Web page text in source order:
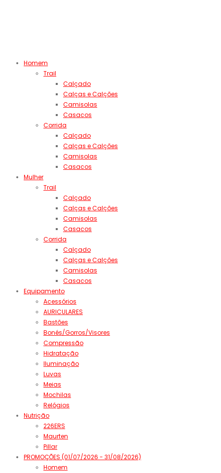
Homem
Trail
Calçado
Calças e Calções
Camisolas
Casacos
Corrida
Calçado
Calças e Calções
Camisolas
Casacos
Mulher
Trail
Calçado
Calças e Calções
Camisolas
Casacos
Corrida
Calçado
Calças e Calções
Camisolas
Casacos
Equipamento
Acessórios
AURICULARES
Bastões
Bonés/Gorros/Visores
Compressão
Hidratação
Iluminação
Luvas
Meias
Mochilas
Relógios
Nutrição
226ERS
Maurten
Pillar
PROMOÇÕES (01/07/2026 - 31/08/2026)
Homem